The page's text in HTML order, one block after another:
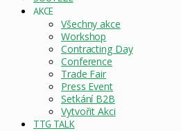
AKCE
Všechny akce
Workshop
Contracting Day
Conference
Trade Fair
Press Event
Setkání B2B
Vytvořit Akci
TTG TALK